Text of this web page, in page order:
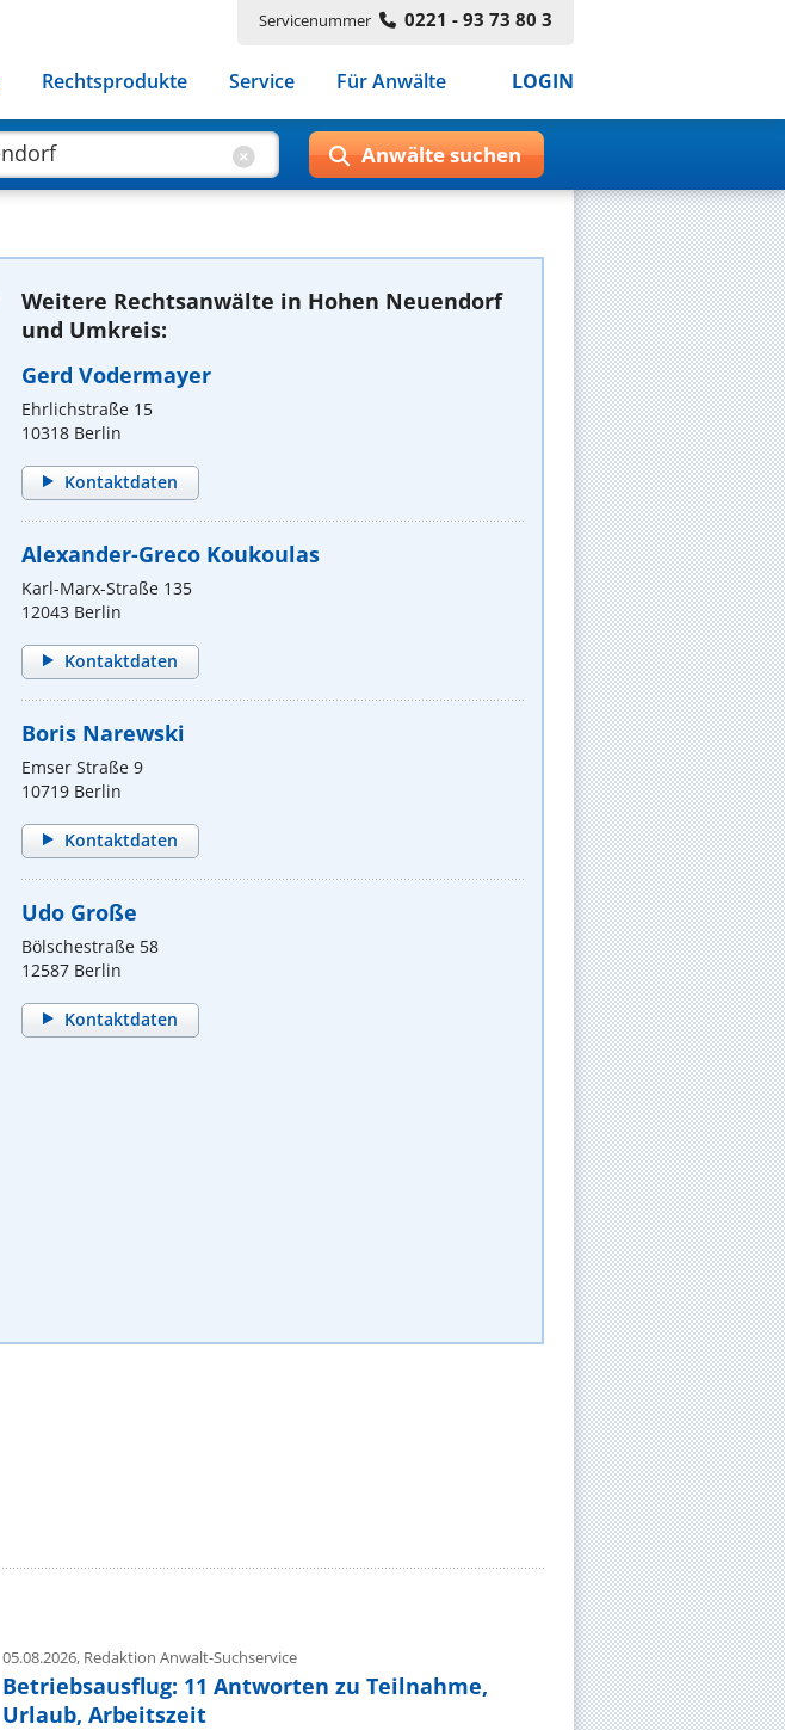
Servicenummer 0221 - 93 73 80 3
Rechtsprodukte Service Für Anwälte LOGIN
Weitere Rechtsanwälte in Hohen Neuendorf
und Umkreis:
Gerd Vodermayer
Ehrlichstraße 15
10318 Berlin
Kontaktdaten
Alexander-Greco Koukoulas
Karl-Marx-Straße 135
12043 Berlin
Kontaktdaten
Boris Narewski
Emser Straße 9
10719 Berlin
Kontaktdaten
Udo Große
Bölschestraße 58
12587 Berlin
Kontaktdaten
05.08.2026,Redaktion Anwalt-Suchservice
Betriebsausflug: 11 Antworten zu Teilnahme,
Urlaub, Arbeitszeit